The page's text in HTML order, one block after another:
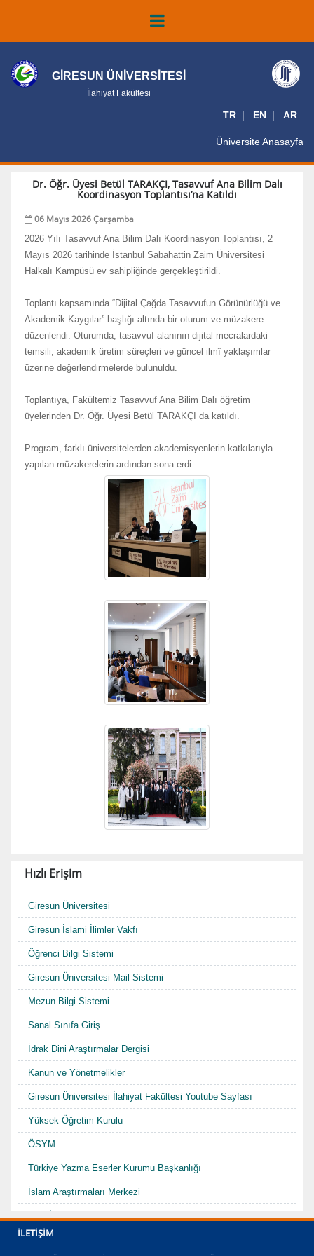
GİRESUN ÜNİVERSİTESİ
İlahiyat Fakültesi
TR EN AR
Üniversite Anasayfa
Dr. Öğr. Üyesi Betül TARAKÇI, Tasavvuf Ana Bilim Dalı
Koordinasyon Toplantısı’na Katıldı
06 Mayıs 2026 Çarşamba
2026 Yılı Tasavvuf Ana Bilim Dalı Koordinasyon Toplantısı, 2
Mayıs 2026 tarihinde İstanbul Sabahattin Zaim Üniversitesi
Halkalı Kampüsü ev sahipliğinde gerçekleştirildi.
Toplantı kapsamında “Dijital Çağda Tasavvufun Görünürlüğü ve
Akademik Kaygılar” başlığı altında bir oturum ve müzakere
düzenlendi. Oturumda, tasavvuf alanının dijital mecralardaki
temsili, akademik üretim süreçleri ve güncel ilmî yaklaşımlar
üzerine değerlendirmelerde bulunuldu.
Toplantıya, Fakültemiz Tasavvuf Ana Bilim Dalı öğretim
üyelerinden Dr. Öğr. Üyesi Betül TARAKÇI da katıldı.
Program, farklı üniversitelerden akademisyenlerin katkılarıyla
yapılan müzakerelerin ardından sona erdi.
Hızlı Erişim
Giresun Üniversitesi
Giresun İslami İlimler Vakfı
Öğrenci Bilgi Sistemi
Giresun Üniversitesi Mail Sistemi
Mezun Bilgi Sistemi
Sanal Sınıfa Giriş
İdrak Dini Araştırmalar Dergisi
Kanun ve Yönetmelikler
Giresun Üniversitesi İlahiyat Fakültesi Youtube Sayfası
Yüksek Öğretim Kurulu
ÖSYM
Türkiye Yazma Eserler Kurumu Başkanlığı
İslam Araştırmaları Merkezi
TDV İslam Ansiklopedisi
Karadenizde Fütüvvet ve Ahilik Sempozyumu/Şurası-I "Hacı
İLETIŞIM